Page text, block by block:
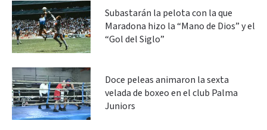
Subastarán la pelota con la que
Maradona hizo la “Mano de Dios” y el
“Gol del Siglo”
Doce peleas animaron la sexta
velada de boxeo en el club Palma
Juniors